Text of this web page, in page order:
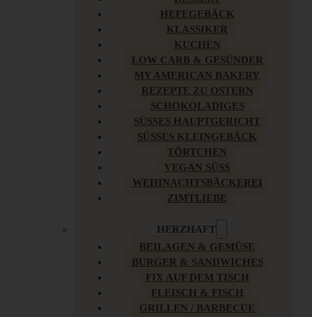
HEFEGEBÄCK
KLASSIKER
KUCHEN
LOW CARB & GESÜNDER
MY AMERICAN BAKERY
REZEPTE ZU OSTERN
SCHOKOLADIGES
SÜSSES HAUPTGERICHT
SÜSSES KLEINGEBÄCK
TÖRTCHEN
VEGAN SÜSS
WEIHNACHTSBÄCKEREI
ZIMTLIEBE
HERZHAFT
BEILAGEN & GEMÜSE
BURGER & SANDWICHES
FIX AUF DEM TISCH
FLEISCH & FISCH
GRILLEN / BARBECUE